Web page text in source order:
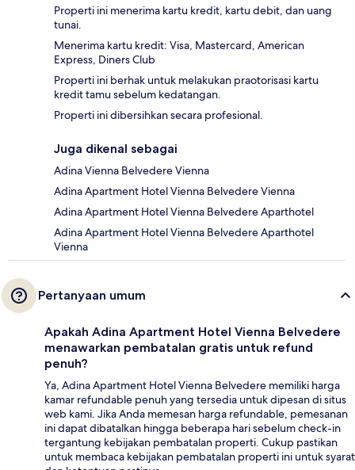
Properti ini menerima kartu kredit, kartu debit, dan uang
tunai.
Menerima kartu kredit: Visa, Mastercard, American
Express, Diners Club
Properti ini berhak untuk melakukan praotorisasi kartu
kredit tamu sebelum kedatangan.
Properti ini dibersihkan secara profesional.
Juga dikenal sebagai
Adina Vienna Belvedere Vienna
Adina Apartment Hotel Vienna Belvedere Vienna
Adina Apartment Hotel Vienna Belvedere Aparthotel
Adina Apartment Hotel Vienna Belvedere Aparthotel
Vienna
Pertanyaan umum
Apakah Adina Apartment Hotel Vienna Belvedere
menawarkan pembatalan gratis untuk refund
penuh?
Ya, Adina Apartment Hotel Vienna Belvedere memiliki harga
kamar refundable penuh yang tersedia untuk dipesan di situs
web kami. Jika Anda memesan harga refundable, pemesanan
ini dapat dibatalkan hingga beberapa hari sebelum check-in
tergantung kebijakan pembatalan properti. Cukup pastikan
untuk membaca kebijakan pembatalan properti ini untuk syarat